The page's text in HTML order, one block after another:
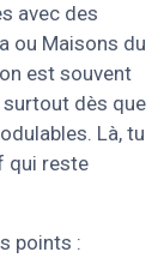
avec des
ou Maisons du
est souvent
dès que
Là, tu
qui reste
points :